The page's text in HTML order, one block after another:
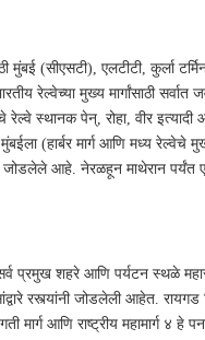
मुंबई (सीएसटी), एलटीटी, कुर्ला
रेल्वेच्या मुख्य मार्गांसाठी
स्थानक पेन्, रोहा, वीर इत्यादी
(हार्बर मार्ग आणि मध्य रेल्वेचे
जोडलेले आहे. नेरळहून माथेरान पर्यंत
प्रमुख शहरे आणि पर्यटन स्थळे
रस्त्यांनी जोडलेली आहेत.
आणि राष्ट्रीय महामार्ग ४ हे